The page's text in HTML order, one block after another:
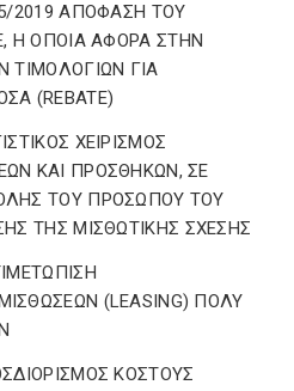
2019 ΑΠΟΦΑΣΗ ΤΟΥ
Η ΟΠΟΙΑ ΑΦΟΡΑ ΣΤΗΝ
ΤΙΜΟΛΟΓΙΩΝ ΓΙΑ
(REBATE)
ΧΕΙΡΙΣΜΟΣ
ΚΑΙ ΠΡΟΣΘΗΚΩΝ, ΣΕ
ΤΟΥ ΠΡΟΣΩΠΟΥ ΤΟΥ
ΤΗΣ ΜΙΣΘΩΤΙΚΗΣ ΣΧΕΣΗΣ
(LEASING) ΠΟΛΥ
ΚΟΣΤΟΥΣ